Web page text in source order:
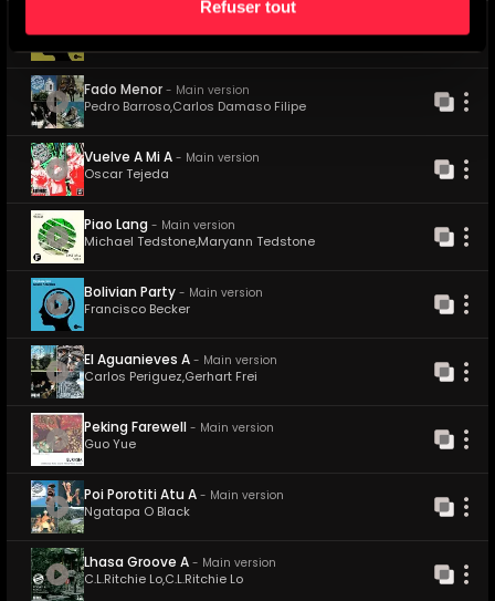
Refuser tout
Fado Menor - Main version
Pedro Barroso,Carlos Damaso Filipe
Vuelve A Mi A - Main version
Oscar Tejeda
Piao Lang - Main version
Michael Tedstone,Maryann Tedstone
Bolivian Party - Main version
Francisco Becker
El Aguanieves A - Main version
Carlos Periguez,Gerhart Frei
Peking Farewell - Main version
Guo Yue
Poi Porotiti Atu A - Main version
Ngatapa O Black
Lhasa Groove A - Main version
C.L.Ritchie Lo,C.L.Ritchie Lo